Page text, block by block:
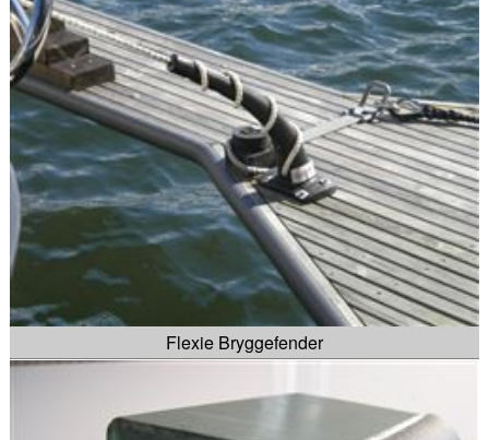
Flexie Bryggefender